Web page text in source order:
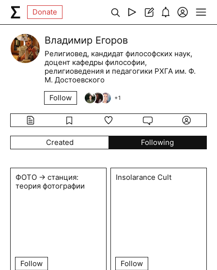
Donate
Владимир Егоров
Религиовед, кандидат философских наук,
доцент кафедры философии,
религиоведения и педагогики РХГА им. Ф.
М. Достоевского
Follow
+1
Created Following
ФОТО → станция:
теория фотографии
Follow
Insolarance Cult
Follow